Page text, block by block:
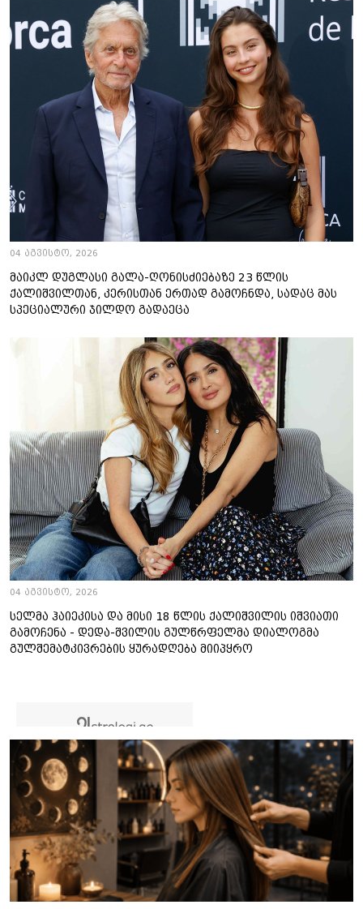
04 აგვისტო, 2026
მაიკლ დუგლასი გალა-ღონისძიებაზე 23 წლის
ქალიშვილთან, კერისთან ერთად გამოჩნდა, სადაც მას
სპეციალური ჯილდო გადაეცა
04 აგვისტო, 2026
სელმა ჰაიეკისა და მისი 18 წლის ქალიშვილის იშვიათი
გამოჩენა - დედა-შვილის გულწრფელმა დიალოგმა
გულშემატკივრების ყურადღება მიიპყრო